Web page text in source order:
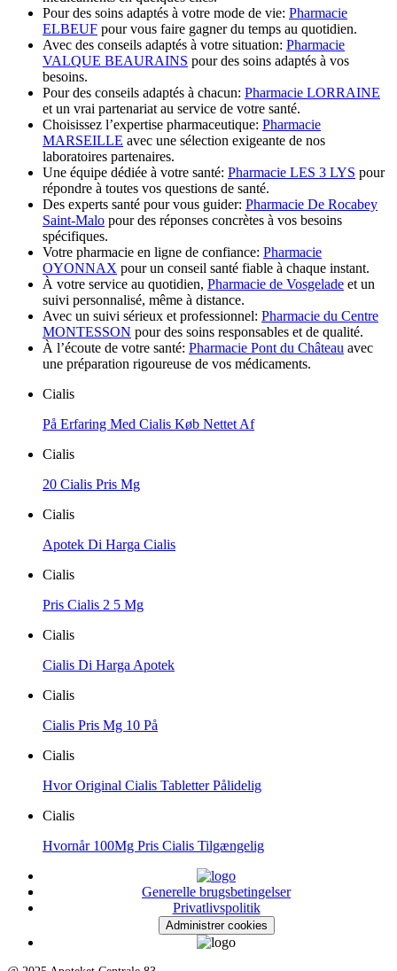
Pour des soins adaptés à votre mode de vie: Pharmacie
ELBEUF pour vous faire gagner du temps au quotidien.
Avec des conseils adaptés à votre situation: Pharmacie
VALQUE BEAURAINS pour des soins adaptés à vos
besoins.
Pour des conseils adaptés à chacun: Pharmacie LORRAINE
et un vrai partenariat au service de votre santé.
Choisissez l’expertise pharmaceutique: Pharmacie
MARSEILLE avec une sélection exigeante de nos
laboratoires partenaires.
Une équipe dédiée à votre santé: Pharmacie LES 3 LYS pour
répondre à toutes vos questions de santé.
Des experts santé pour vous guider: Pharmacie De Rocabey
Saint-Malo pour des réponses concrètes à vos besoins
spécifiques.
Votre pharmacie en ligne de confiance: Pharmacie
OYONNAX pour un conseil santé fiable à chaque instant.
À votre service au quotidien, Pharmacie de Vosgelade et un
suivi personnalisé, même à distance.
Avec un suivi sérieux et professionnel: Pharmacie du Centre
MONTESSON pour des soins responsables et de qualité.
À l’écoute de votre santé: Pharmacie Pont du Château avec
une préparation rigoureuse de vos médicaments.
Cialis
På Erfaring Med Cialis Køb Nettet Af
Cialis
20 Cialis Pris Mg
Cialis
Apotek Di Harga Cialis
Cialis
Pris Cialis 2 5 Mg
Cialis
Cialis Di Harga Apotek
Cialis
Cialis Pris Mg 10 På
Cialis
Hvor Original Cialis Tabletter Pålidelig
Cialis
Hvornår 100Mg Pris Cialis Tilgængelig
Generelle brugsbetingelser
Privatlivspolitik
Administrer cookies